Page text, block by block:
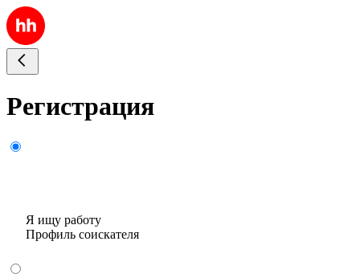
Регистрация
Я ищу работу
Профиль соискателя